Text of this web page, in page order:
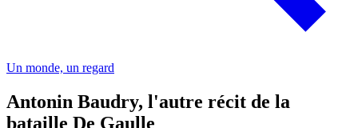
Un monde, un regard
Antonin Baudry, l'autre récit de la
bataille De Gaulle